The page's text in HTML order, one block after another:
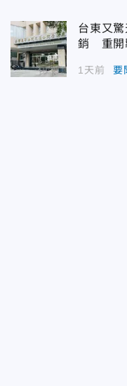
台東又
銷 重開
1天前 要